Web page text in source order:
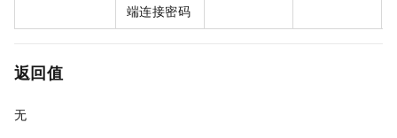
端连接密码
返回值
无